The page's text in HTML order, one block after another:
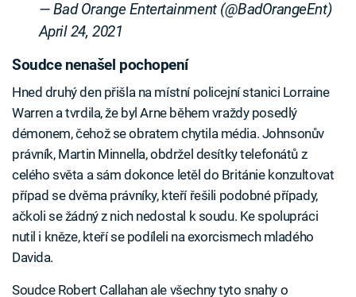
— Bad Orange Entertainment (@BadOrangeEnt)
April 24, 2021
Soudce nenašel pochopení
Hned druhý den přišla na místní policejní stanici Lorraine
Warren a tvrdila, že byl Arne během vraždy posedlý
démonem, čehož se obratem chytila média. Johnsonův
právník, Martin Minnella, obdržel desítky telefonátů z
celého světa a sám dokonce letěl do Británie konzultovat
případ se dvěma právníky, kteří řešili podobné případy,
ačkoli se žádný z nich nedostal k soudu. Ke spolupráci
nutil i kněze, kteří se podíleli na exorcismech mladého
Davida.
Soudce Robert Callahan ale všechny tyto snahy o